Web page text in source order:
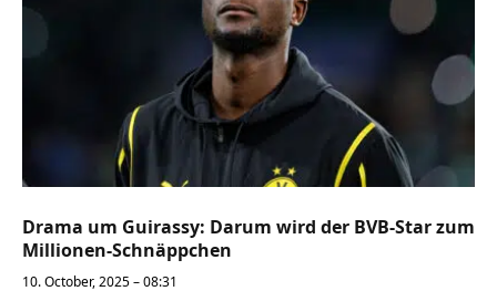
Drama um Guirassy: Darum wird der BVB-Star zum
Millionen-Schnäppchen
10. October, 2025 – 08:31